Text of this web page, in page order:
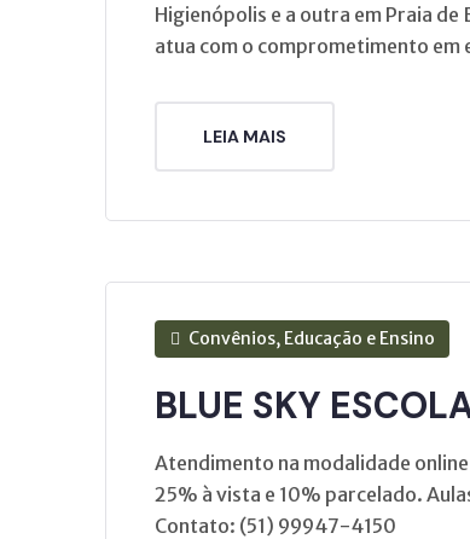
Higienópolis e a outra em Praia de
atua com o comprometimento
LEIA MAIS
Convênios, Educação e Ensino
BLUE SKY
Atendimento na modalidade
25% à vista e 10% parcelado.
Contato: (51) 99947-4150